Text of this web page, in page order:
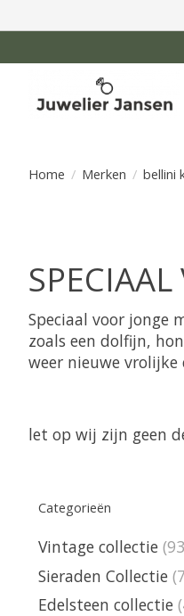
Home / Merken / bellini
Speciaal voor jonge
zoals een dolfijn,
weer nieuwe vrolijke
let op wij zijn geen
Categorieën
Vintage collectie
Sieraden Collectie
Edelsteen collectie